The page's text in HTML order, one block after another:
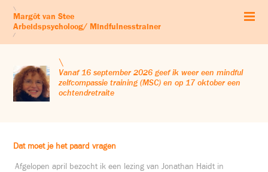
\
Margôt van Stee
Arbeidspsycholoog/ Mindfulnesstrainer
/
Mindfulness
Zelfcompassie
Leven vanuit je kernwaarden
Audio’s
\
Vanaf 16 september 2026 geef ik weer een mindful
zelfcompassie training (MSC) en op 17 oktober een
ochtendretraite
Dat moet je het paard vragen
Afgelopen april bezocht ik een lezing van Jonathan Haidt in